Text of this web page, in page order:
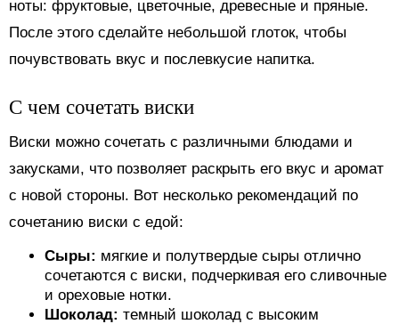
ноты: фруктовые, цветочные, древесные и пряные.
После этого сделайте небольшой глоток, чтобы
почувствовать вкус и послевкусие напитка.
С чем сочетать виски
Виски можно сочетать с различными блюдами и
закусками, что позволяет раскрыть его вкус и аромат
с новой стороны. Вот несколько рекомендаций по
сочетанию виски с едой:
Сыры: мягкие и полутвердые сыры отлично
сочетаются с виски, подчеркивая его сливочные
и ореховые нотки.
Шоколад: темный шоколад с высоким